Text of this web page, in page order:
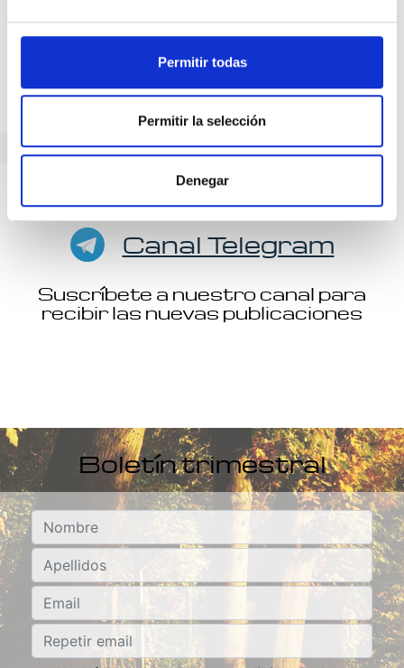
Permitir todas
Permitir la selección
Denegar
Volver
Canal Telegram
Suscríbete a nuestro canal para
recibir las nuevas publicaciones
Boletín trimestral